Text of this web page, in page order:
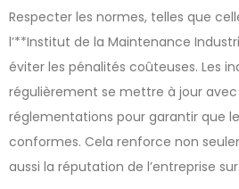
Respecter les normes, telles que
l’**Institut de la Maintenance
éviter les pénalités coûteuses. Les
régulièrement se mettre à jour avec
réglementations pour garantir que
conformes. Cela renforce non
aussi la réputation de l’entreprise